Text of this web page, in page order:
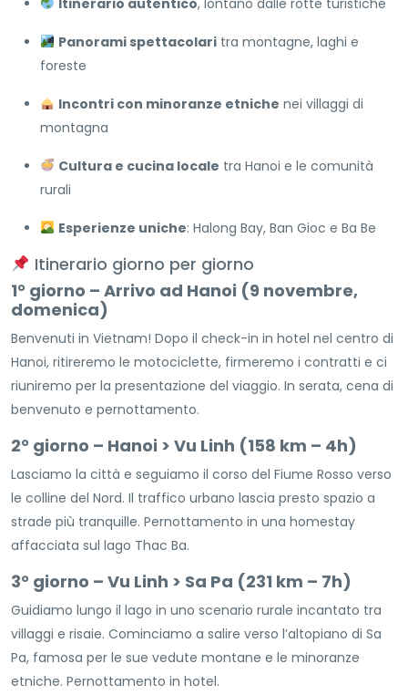
Itinerario autentico, lontano dalle rotte turistiche
Panorami spettacolaritra montagne, laghi e
foreste
Incontri con minoranze etniche nei villaggi di
montagna
Cultura e cucina locale tra Hanoi e le comunità
rurali
Esperienze uniche: Halong Bay, Ban Gioc e Ba Be
Itinerario giorno per giorno
1° giorno – Arrivo ad Hanoi (9 novembre,
domenica)
Benvenuti in Vietnam! Dopo il check-in in hotel nel centro di
Hanoi, ritireremo le motociclette, firmeremo i contratti e ci
riuniremo per la presentazione del viaggio. In serata, cena di
benvenuto e pernottamento.
2° giorno – Hanoi > Vu Linh (158 km – 4h)
Lasciamo la città e seguiamo il corso del Fiume Rosso verso
le colline del Nord. Il traffico urbano lascia presto spazio a
strade più tranquille. Pernottamento in una homestay
affacciata sul lago Thac Ba.
3° giorno – Vu Linh > Sa Pa (231 km – 7h)
Guidiamo lungo il lago in uno scenario rurale incantato tra
villaggi e risaie. Cominciamo a salire verso l’altopiano di Sa
Pa, famosa per le sue vedute montane e le minoranze
etniche. Pernottamento in hotel.